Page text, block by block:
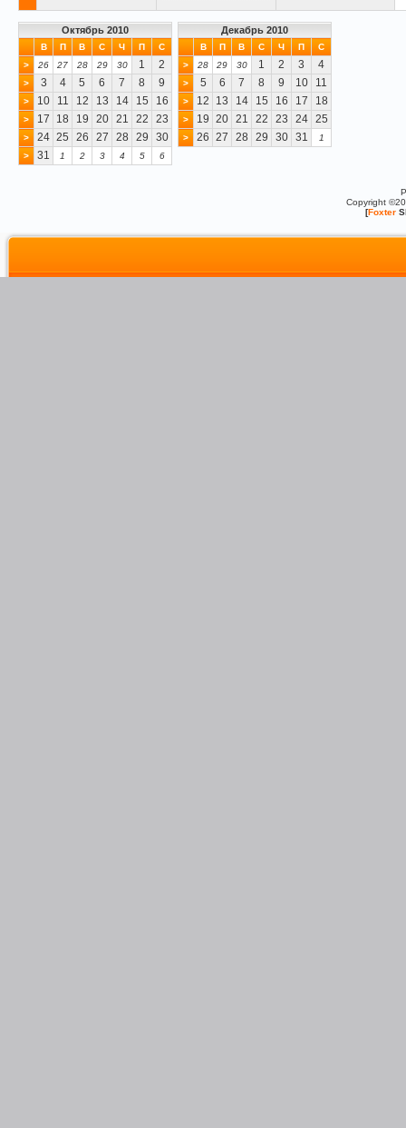
Октябрь 2010
В П В С Ч П
С
>
26 27 28 29 30 1 2
> 3 4 5 6 7 8 9
> 10 11 12 13 14 15 16
> 17 18 19 20 21 22 23
> 24 25 26 27 28 29 30
> 31 1 2 3 4 5 6
Декабрь 2010
В П В С Ч П
С
>
28 29 30 1 2 3 4
> 5 6 7 8 9 10 11
> 12 13 14 15 16 17 18
> 19 20 21 22 23 24 25
> 26 27 28 29 30 31 1
Copyright
[Foxter